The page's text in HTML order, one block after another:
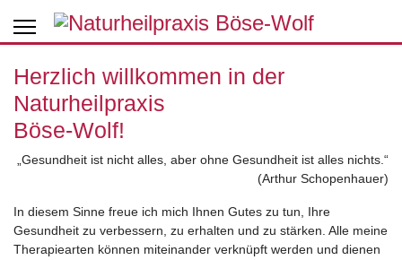
Herzlich willkommen in der
Naturheilpraxis
Böse-Wolf!
„Gesundheit ist nicht alles, aber ohne Gesundheit ist alles nichts.“
(Arthur Schopenhauer)
In diesem Sinne freue ich mich Ihnen Gutes zu tun, Ihre
Gesundheit zu verbessern, zu erhalten und zu stärken. Alle meine
Therapiearten können miteinander verknüpft werden und dienen